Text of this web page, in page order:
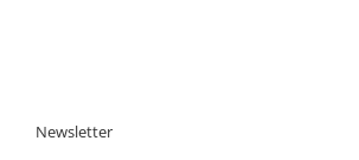
Newsletter